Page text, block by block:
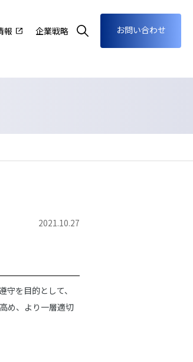
報 企業戦略 お問い合わせ
2021.10.27
を目的として、
め、より一層適切